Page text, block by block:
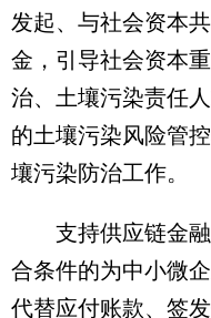
发起、与社会资本
金，引导社会资本
治、土壤污染责任
的土壤污染风险管
壤污染防治工作。
支持供应链金融
合条件的为中小微
代替应付账款、签